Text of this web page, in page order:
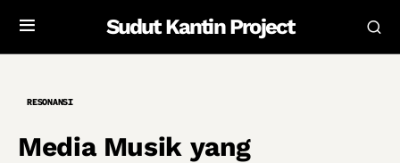
Sudut Kantin Project
RESONANSI
Media Musik yang